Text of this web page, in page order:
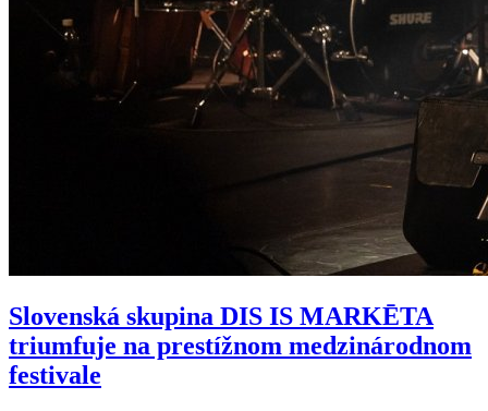
Slovenská skupina DIS IS MARKĒTA
triumfuje na prestížnom medzinárodnom
festivale